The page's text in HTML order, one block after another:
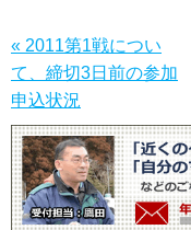
« 2011第1戦につい
て、締切3日前の参加
申込状況